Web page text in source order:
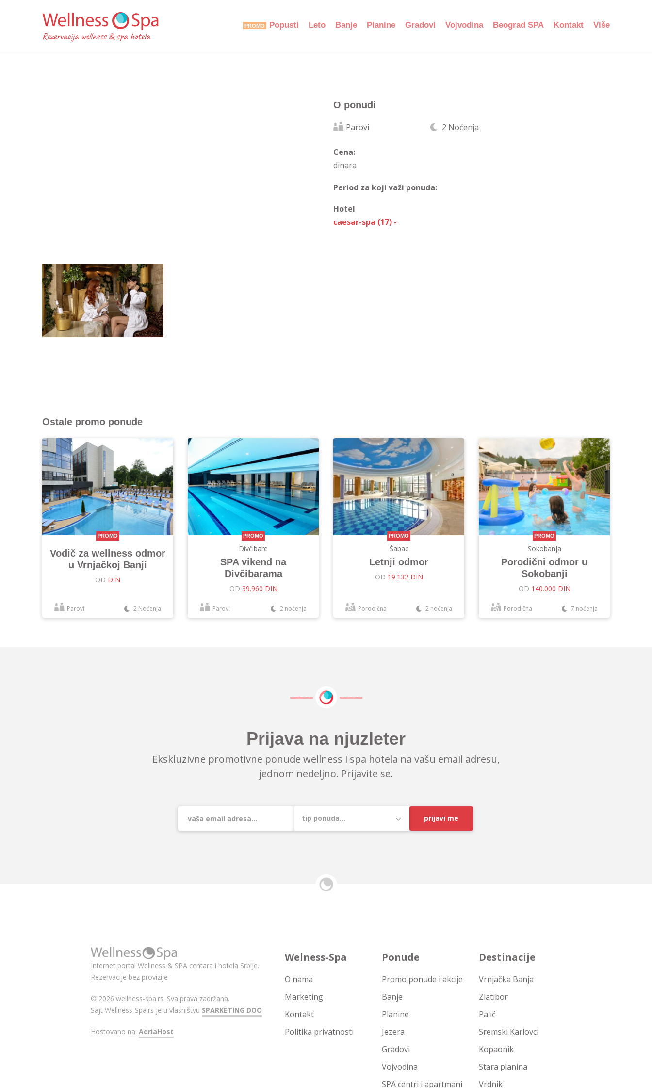
Popusti Leto Banje Planine Gradovi Vojvodina Beograd SPA Kontakt Više
O ponudi
Parovi 2 Noćenja
Cena:
dinara
Period za koji važi ponuda:
Hotel
caesar-spa (17) -
Ostale promo ponude
PROMO
Vodič za wellness odmor
u Vrnjačkoj Banji
OD DIN
Parovi 2 Noćenja
PROMO
Divčibare
SPA vikend na
Divčibarama
OD 39.960 DIN
Parovi 2 noćenja
PROMO
Šabac
Letnji odmor
OD 19.132 DIN
Porodična 2 noćenja
PROMO
Sokobanja
Porodični odmor u
Sokobanji
OD 140.000 DIN
Porodična 7 noćenja
Prijava na njuzleter
Ekskluzivne promotivne ponude wellness i spa hotela na vašu email adresu,
jednom nedeljno. Prijavite se.
prijavi me
Internet portal Wellness & SPA centara i hotela Srbije.
Rezervacije bez provizije
© 2026 wellness-spa.rs. Sva prava zadržana.
Sajt Wellness-Spa.rs je u vlasništvu SPARKETING DOO
Hostovano na: AdriaHost
Welness-Spa
O nama
Marketing
Kontakt
Politika privatnosti
Ponude
Promo ponude i akcije
Banje
Planine
Jezera
Gradovi
Vojvodina
SPA centri i apartmani
Destinacije
Vrnjačka Banja
Zlatibor
Palić
Sremski Karlovci
Kopaonik
Stara planina
Vrdnik